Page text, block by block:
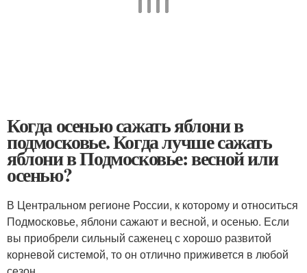
Когда осенью сажать яблони в
подмосковье. Когда лучше сажать
яблони в Подмосковье: весной или
осенью?
В Центральном регионе России, к которому и относиться
Подмосковье, яблони сажают и весной, и осенью. Если
вы приобрели сильный саженец с хорошо развитой
корневой системой, то он отлично приживется в любой